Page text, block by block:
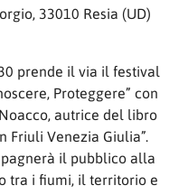
33010 Resia (UD)
prende il via il festival
Proteggere” con
autrice del libro
Friuli Venezia Giulia”.
il pubblico alla
tra i fiumi, il territorio e